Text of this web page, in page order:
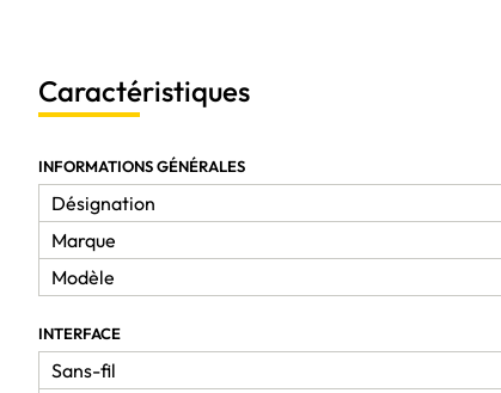
Caractéristiques
INFORMATIONS GÉNÉRALES
Désignation
Marque
Modèle
INTERFACE
Sans-fil